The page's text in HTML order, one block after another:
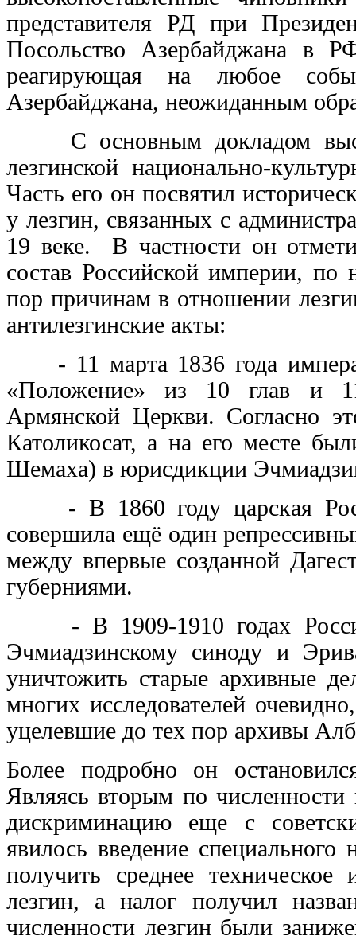
представителя РД при
Посольство Азербайджана в
реагирующая на любое
Азербайджана, неожиданным
С основным докладом
лезгинской национально-
Часть его он посвятил
у лезгин, связанных с
19 веке. В частности он
состав Российской империи,
пор причинам в отношении
антилезгинские акты:
- 11 марта 1836 года
«Положение» из 10 глав и
Армянской Церкви. Согласно
Католикосат, а на его месте
Шемаха) в юрисдикции
- В 1860 году царская
совершила ещё один
между впервые созданной
губерниями.
- В 1909-1910 годах
Эчмиадзинскому синоду и
уничтожить старые архивные
многих исследователей
уцелевшие до тех пор архивы
Более подробно он
Являясь вторым по
дискриминацию еще с
явилось введение
получить среднее
лезгин, а налог получил
численности лезгин были